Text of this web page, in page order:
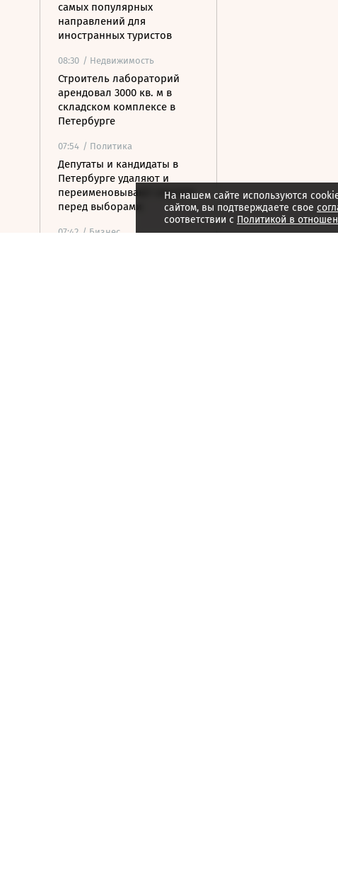
самых популярных
направлений для
иностранных туристов
08:30 / Недвижимость
Строитель лабораторий
арендовал 3000 кв. м в
складском комплексе в
Петербурге
07:54 / Политика
Депутаты и кандидаты в
Петербурге удаляют и
переименовывают соцсети
перед выборами
07:42 / Бизнес
На нашем сайте используются
сайтом, вы подтверждаете свое
соответствии с Политикой в